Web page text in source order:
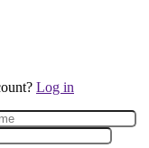
Log in